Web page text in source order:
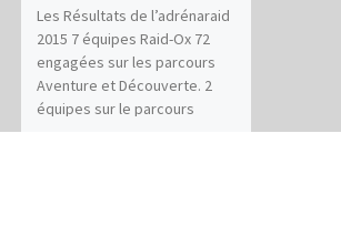
Les Résultats de l’adrénaraid
2015 7 équipes Raid-Ox 72
engagées sur les parcours
Aventure et Découverte. 2
équipes sur le parcours